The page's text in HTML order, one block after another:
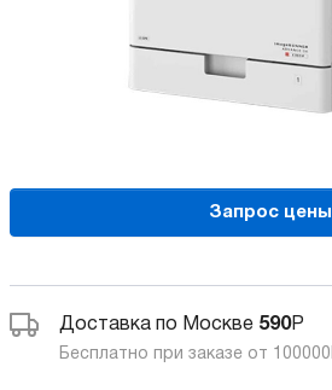
Запрос цены
Доставка по Москве 590Р
Бесплатно при заказе от 100000